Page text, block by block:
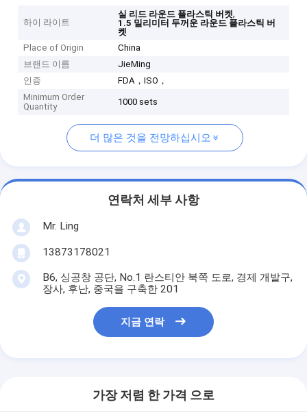
하이 라이트
실 리드 라운드 플라스틱 버켓,
1.5 밀리미터 두꺼운 라운드 플라스틱 버
켓
Place of Origin
China
브랜드 이름
JieMing
인증
FDA，ISO，
Minimum Order
Quantity
1000 sets
더 많은 것을 전망하십시오
연락처 세부 사항
Mr. Ling
13873178021
B6, 싱공창 공단, No.1 란스티안 북쪽 도로, 경제 개발구,
장사, 후난, 중국을 구축한 201
지금 연락
가장 저렴 한 가격 으로